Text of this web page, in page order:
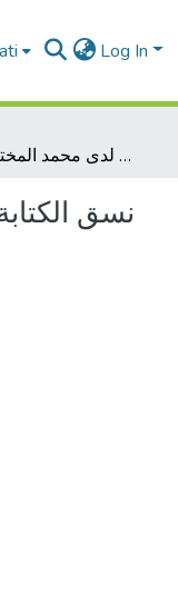
Log In
نسق الكتابة النثرية لدى محمد المختار السوسي
نسق